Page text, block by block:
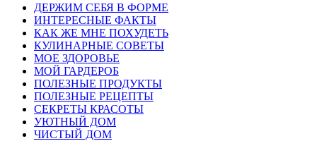
ДЕРЖИМ СЕБЯ В ФОРМЕ
ИНТЕРЕСНЫЕ ФАКТЫ
КАК ЖЕ МНЕ ПОХУДЕТЬ
КУЛИНАРНЫЕ СОВЕТЫ
МОЕ ЗДОРОВЬЕ
МОЙ ГАРДЕРОБ
ПОЛЕЗНЫЕ ПРОДУКТЫ
ПОЛЕЗНЫЕ РЕЦЕПТЫ
СЕКРЕТЫ КРАСОТЫ
УЮТНЫЙ ДОМ
ЧИСТЫЙ ДОМ